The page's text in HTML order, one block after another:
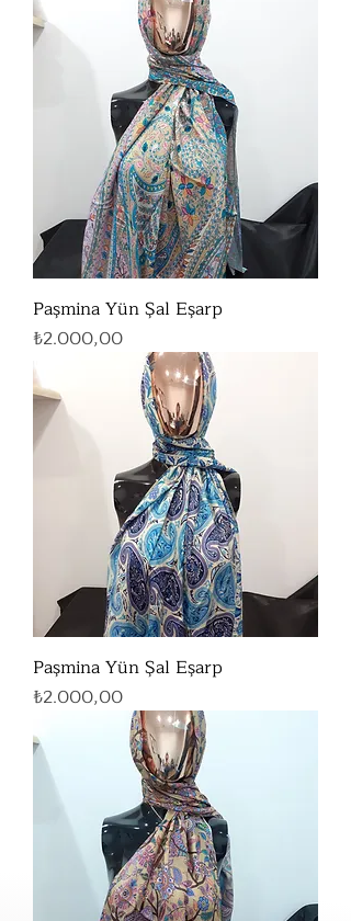
Paşmina Yün Şal Eşarp
Fiyat
₺2.000,00
Paşmina Yün Şal Eşarp
Fiyat
₺2.000,00